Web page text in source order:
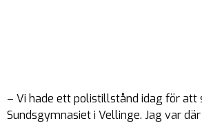
– Vi hade ett polistillstånd idag för att
Sundsgymnasiet i Vellinge. Jag var